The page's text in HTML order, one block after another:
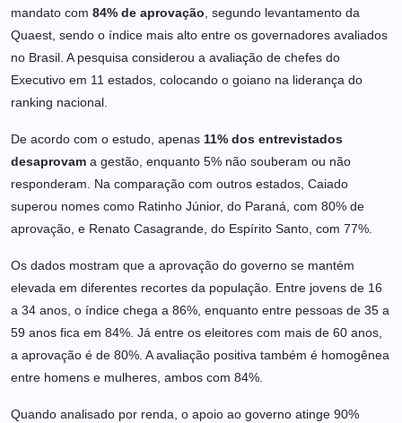
mandato com 84% de aprovação , segundo levantamento da
Quaest, sendo o índice mais alto entre os governadores avaliados
no Brasil. A pesquisa considerou a avaliação de chefes do
Executivo em 11 estados, colocando o goiano na liderança do
ranking nacional.
De acordo com o estudo, apenas 11% dos entrevistados
desaprovam a gestão, enquanto 5% não souberam ou não
responderam. Na comparação com outros estados, Caiado
superou nomes como Ratinho Júnior, do Paraná, com 80% de
aprovação, e Renato Casagrande , do Espírito Santo, com 77%.
Os dados mostram que a aprovação do governo se mantém
elevada em diferentes recortes da população. Entre jovens de 16
a 34 anos, o índice chega a 86%, enquanto entre pessoas de 35 a
59 anos fica em 84%. Já entre os eleitores com mais de 60 anos,
a aprovação é de 80%. A avaliação positiva também é homogênea
entre homens e mulheres, ambos com 84%.
Quando analisado por renda, o apoio ao governo atinge 90%